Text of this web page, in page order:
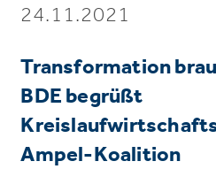
24.11.2021
Transformation
BDE begrüßt
Ampel-Koalition